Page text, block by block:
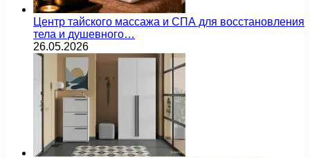
Центр тайского массажа и СПА для восстановления
тела и душевного…
26.05.2026